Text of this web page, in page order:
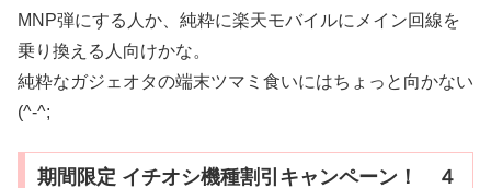
MNP弾にする人か、純粋に楽天モバイルにメイン回線を
乗り換える人向けかな。
純粋なガジェオタの端末ツマミ食いにはちょっと向かない
(^-^;
期間限定 イチオシ機種割引キャンペーン！ ４